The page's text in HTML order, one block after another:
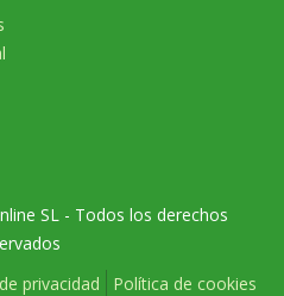
SL - Todos los derechos
privacidad Política de cookies